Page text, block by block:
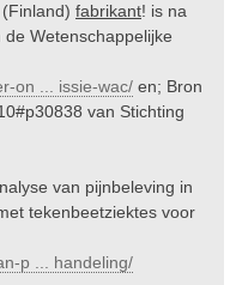
fabrikant! is na
Wetenschappelijke
on ... issie-wac/ en; Bron
van Stichting
van pijnbeleving in
tekenbeetziektes voor
p ... handeling/